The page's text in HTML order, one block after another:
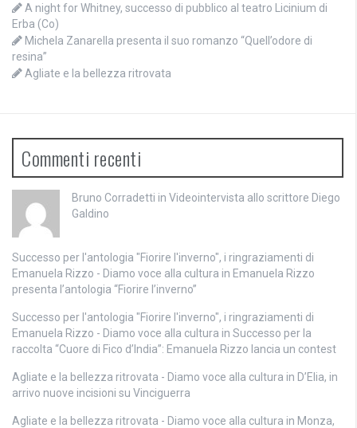
A night for Whitney, successo di pubblico al teatro Licinium di
Erba (Co)
Michela Zanarella presenta il suo romanzo “Quell’odore di
resina”
Agliate e la bellezza ritrovata
Commenti recenti
Bruno Corradetti in Videointervista allo scrittore Diego
Galdino
Successo per l'antologia "Fiorire l'inverno", i ringraziamenti di
Emanuela Rizzo - Diamo voce alla cultura in Emanuela Rizzo
presenta l’antologia “Fiorire l’inverno”
Successo per l'antologia "Fiorire l'inverno", i ringraziamenti di
Emanuela Rizzo - Diamo voce alla cultura in Successo per la
raccolta “Cuore di Fico d’India”: Emanuela Rizzo lancia un contest
Agliate e la bellezza ritrovata - Diamo voce alla cultura in D’Elia, in
arrivo nuove incisioni su Vinciguerra
Agliate e la bellezza ritrovata - Diamo voce alla cultura in Monza,